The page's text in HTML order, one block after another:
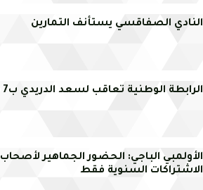
النادي الصفاقسي يستأنف التمارين
الرابطة الوطنية تعاقب لسعد الدريدي ب7 مباريات
الأولمبي الباجي: الحضور الجماهير لأصحاب
الاشتراكات السنوية فقط